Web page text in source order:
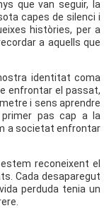
que van seguir, la
capes de silenci i
històries, per a
a aquells que
identitat coma
enfrontar el passat,
i sens aprendre
pas cap a la
a societat enfrontar
reconeixent el
Cada desaparegut
perduda tenia un